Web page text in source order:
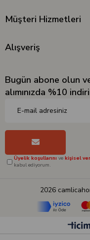
Müşteri Hizmetleri
Alışveriş
Bugün abone olun
alımınızda %10
Üyelik koşullarını ve kişisel
kabul ediyorum.
2026